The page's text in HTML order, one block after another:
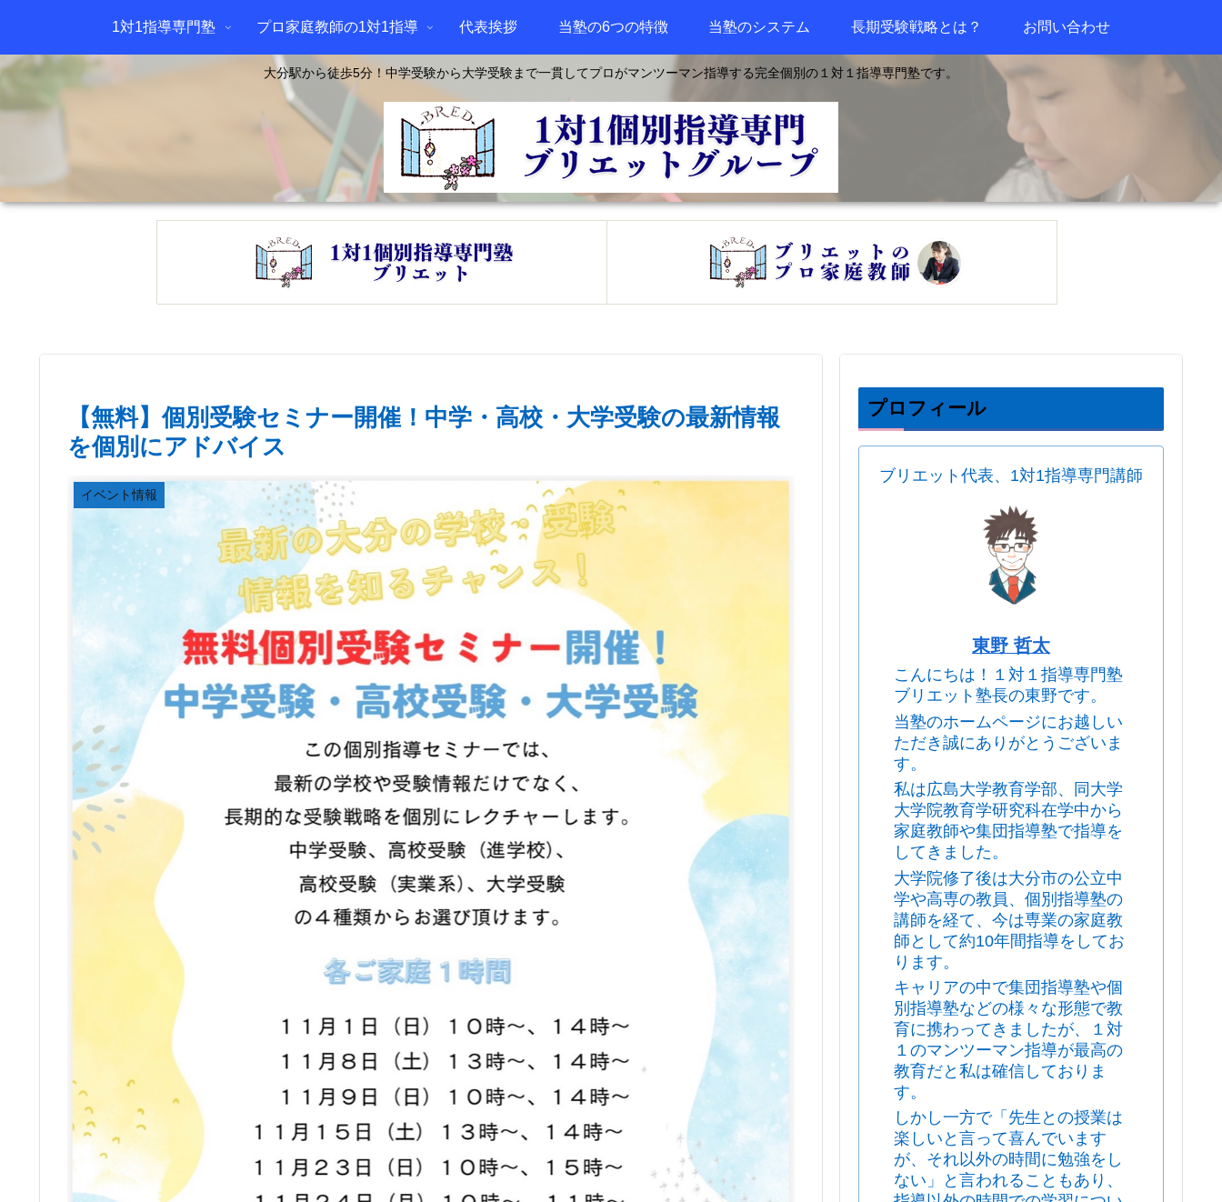
大分駅から徒歩5分！中学受験から大学受験まで一貫してプロがマンツーマン指導する完全個別の１対１指導専門塾です。
1対1指導専門塾 プロ家庭教師の1対1指導 代表挨拶 当塾の6つの特徴 当塾のシステム 長期受験戦略とは？ お問い合わせ
【無料】個別受験セミナー開催！中学・高校・大学受験の最新情報
を個別にアドバイス
イベント情報
プロフィール
ブリエット代表、1対1指導専門講師
東野 哲太
こんにちは！１対１指導専門塾
ブリエット塾長の東野です。
当塾のホームページにお越しい
ただき誠にありがとうございま
す。
私は広島大学教育学部、同大学
大学院教育学研究科在学中から
家庭教師や集団指導塾で指導を
してきました。
大学院修了後は大分市の公立中
学や高専の教員、個別指導塾の
講師を経て、今は専業の家庭教
師として約10年間指導をしてお
ります。
キャリアの中で集団指導塾や個
別指導塾などの様々な形態で教
育に携わってきましたが、１対
１のマンツーマン指導が最高の
教育だと私は確信しておりま
す。
しかし一方で「先生との授業は
楽しいと言って喜んでいます
が、それ以外の時間に勉強をし
ない」と言われることもあり、